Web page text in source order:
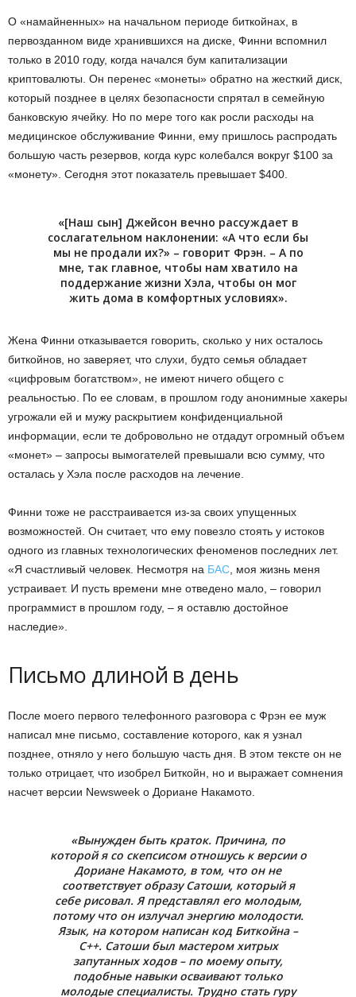
О «намайненных» на начальном периоде биткойнах, в
первозданном виде хранившихся на диске, Финни вспомнил
только в 2010 году, когда начался бум капитализации
криптовалюты. Он перенес «монеты» обратно на жесткий диск,
который позднее в целях безопасности спрятал в семейную
банковскую ячейку. Но по мере того как росли расходы на
медицинское обслуживание Финни, ему пришлось распродать
большую часть резервов, когда курс колебался вокруг $100 за
«монету». Сегодня этот показатель превышает $400.
«[Наш сын] Джейсон вечно рассуждает в
сослагательном наклонении: «А что если бы
мы не продали их?» – говорит Фрэн. – А по
мне, так главное, чтобы нам хватило на
поддержание жизни Хэла, чтобы он мог
жить дома в комфортных условиях».
Жена Финни отказывается говорить, сколько у них осталось
биткойнов, но заверяет, что слухи, будто семья обладает
«цифровым богатством», не имеют ничего общего с
реальностью. По ее словам, в прошлом году анонимные хакеры
угрожали ей и мужу раскрытием конфиденциальной
информации, если те добровольно не отдадут огромный объем
«монет» – запросы вымогателей превышали всю сумму, что
осталась у Хэла после расходов на лечение.
Финни тоже не расстраивается из-за своих упущенных
возможностей. Он считает, что ему повезло стоять у истоков
одного из главных технологических феноменов последних лет.
«Я счастливый человек. Несмотря на БАС, моя жизнь меня
устраивает. И пусть времени мне отведено мало, – говорил
программист в прошлом году, – я оставлю достойное
наследие».
Письмо длиной в день
После моего первого телефонного разговора с Фрэн ее муж
написал мне письмо, составление которого, как я узнал
позднее, отняло у него большую часть дня. В этом тексте он не
только отрицает, что изобрел Биткойн, но и выражает сомнения
насчет версии Newsweek о Дориане Накамото.
«Вынужден быть краток. Причина, по
которой я со скепсисом отношусь к версии о
Дориане Накамото, в том, что он не
соответствует образу Сатоши, который я
себе рисовал. Я представлял его молодым,
потому что он излучал энергию молодости.
Язык, на котором написан код Биткойна –
C++. Сатоши был мастером хитрых
запутанных ходов – по моему опыту,
подобные навыки осваивают только
молодые специалисты. Трудно стать гуру